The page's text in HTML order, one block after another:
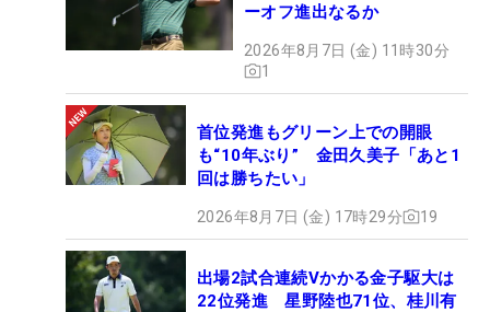
ーオフ進出なるか
2026年8月7日 (金) 11時30分
1
首位発進もグリーン上での開眼
も“10年ぶり” 金田久美子「あと1
回は勝ちたい」
2026年8月7日 (金) 17時29分 19
出場2試合連続Vかかる金子駆大は
22位発進 星野陸也71位、桂川有